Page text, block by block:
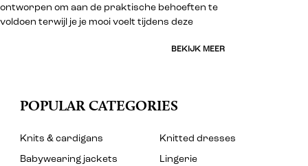
ontworpen om aan de praktische behoeften te
voldoen terwijl je je mooi voelt tijdens deze
BEKIJK MEER
POPULAR CATEGORIES
Knits & cardigans
Knitted dresses
Babywearing jackets
Lingerie